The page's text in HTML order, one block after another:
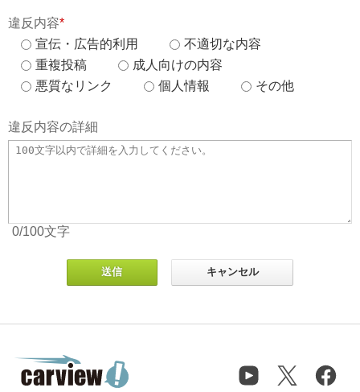
違反内容*
宣伝・広告的利用
不適切な内容
重複投稿
成人向けの内容
悪質なリンク
個人情報 その他
違反内容の詳細
0/100文字